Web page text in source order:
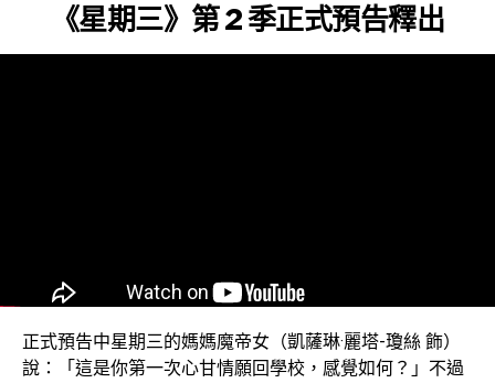
《星期三》第 2 季正式預告釋出
正式預告中星期三的媽媽魔帝女（凱薩琳·麗塔-瓊絲 飾）
說：「這是你第一次心甘情願回學校，感覺如何？」不過